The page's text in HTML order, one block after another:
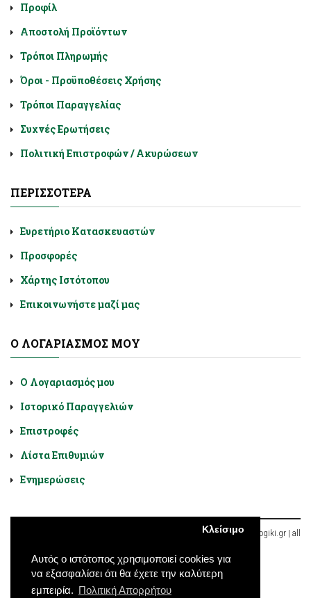
Αυτός ο ιστότοπος χρησιμοποιεί cookies για
να εξασφαλίσει ότι θα έχετε την καλύτερη
εμπειρία. Πολιτική Απορρήτου
Κλείσιμο
Προφίλ
Αποστολή Προϊόντων
Τρόποι Πληρωμής
Όροι - Προϋποθέσεις Χρήσης
Τρόποι Παραγγελίας
Συχνές Ερωτήσεις
Πολιτική Επιστροφών / Ακυρώσεων
ΠΕΡΙΣΣΌΤΕΡΑ
Ευρετήριο Κατασκευαστών
Προσφορές
Χάρτης Ιστότοπου
Επικοινωνήστε μαζί μας
Ο ΛΟΓΑΡΙΑΣΜΌΣ ΜΟΥ
Ο Λογαριασμός μου
Ιστορικό Παραγγελιών
Επιστροφές
Λίστα Επιθυμιών
Ενημερώσεις
Diatrofologiki.gr © 2026, Χαλκοκονδύλη 9, Αθήνα, Ελλάδα | diatroflogiki.gr | all